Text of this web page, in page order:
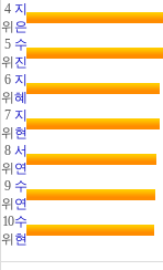
4
위
지
은
5
위
수
진
6
위
지
혜
7
위
지
현
8
위
서
연
9
위
수
연
10
위
수
현